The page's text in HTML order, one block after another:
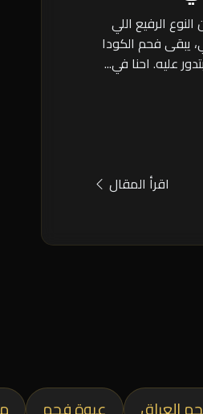
الرفيع اللي
يبقى فحم الكودا
عليه. احنا في...
اقرأ المقال